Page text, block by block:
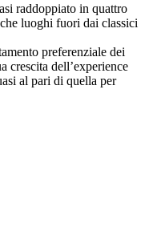
raddoppiato in quattro
luoghi fuori dai classici
preferenziale dei
crescita dell’experience
al pari di quella per